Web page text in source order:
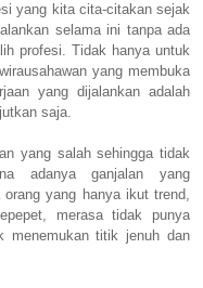
yang kita cita-citakan sejak
selama ini tanpa ada
profesi. Tidak hanya untuk
yang membuka
yang dijalankan adalah
saja.
yang salah sehingga tidak
adanya ganjalan yang
yang hanya ikut trend,
merasa tidak punya
menemukan titik jenuh dan